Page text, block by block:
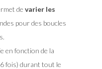
de varier les
pour des boucles
en fonction de la
6 fois) durant tout le